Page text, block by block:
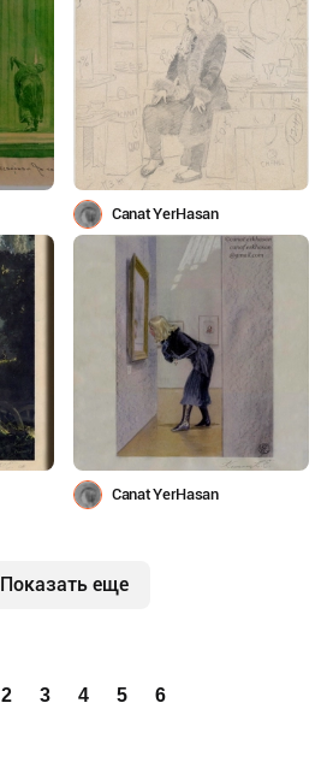
Canat YerHasan
Canat YerHasan
Показать еще
2 3 4 5 6